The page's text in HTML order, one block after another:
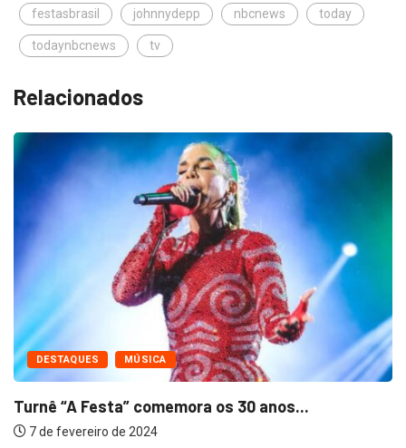
festasbrasil johnnydepp nbcnews today
todaynbcnews tv
Relacionados
DESTAQUES MÚSICA
Turnê “A Festa” comemora os 30 anos...
7 de fevereiro de 2024